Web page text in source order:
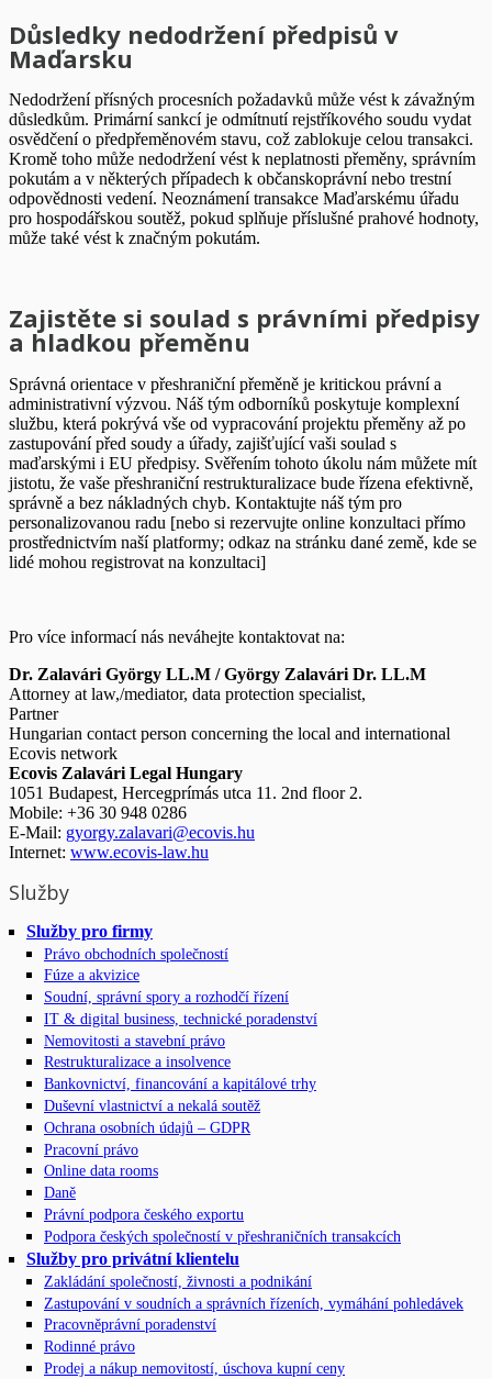
Důsledky nedodržení předpisů v
Maďarsku
Nedodržení přísných procesních požadavků může vést k závažným
důsledkům. Primární sankcí je odmítnutí rejstříkového soudu vydat
osvědčení o předpřeměnovém stavu, což zablokuje celou transakci.
Kromě toho může nedodržení vést k neplatnosti přeměny, správním
pokutám a v některých případech k občanskoprávní nebo trestní
odpovědnosti vedení. Neoznámení transakce Maďarskému úřadu
pro hospodářskou soutěž, pokud splňuje příslušné prahové hodnoty,
může také vést k značným pokutám.
Zajistěte si soulad s právními předpisy
a hladkou přeměnu
Správná orientace v přeshraniční přeměně je kritickou právní a
administrativní výzvou. Náš tým odborníků poskytuje komplexní
službu, která pokrývá vše od vypracování projektu přeměny až po
zastupování před soudy a úřady, zajišťující vaši soulad s
maďarskými i EU předpisy. Svěřením tohoto úkolu nám můžete mít
jistotu, že vaše přeshraniční restrukturalizace bude řízena efektivně,
správně a bez nákladných chyb. Kontaktujte náš tým pro
personalizovanou radu [nebo si rezervujte online konzultaci přímo
prostřednictvím naší platformy; odkaz na stránku dané země, kde se
lidé mohou registrovat na konzultaci]
Pro více informací nás neváhejte kontaktovat na:
Dr. Zalavári György LL.M / György Zalavári Dr. LL.M
Attorney at law,/mediator, data protection specialist,
Partner
Hungarian contact person concerning the local and international
Ecovis network
Ecovis Zalavári Legal Hungary
1051 Budapest, Hercegprímás utca 11. 2nd floor 2.
Mobile: +36 30 948 0286
E-Mail: gyorgy.zalavari@ecovis.hu
Internet: www.ecovis-law.hu
Služby
Služby pro firmy
Právo obchodních společností
Fúze a akvizice
Soudní, správní spory a rozhodčí řízení
IT & digital business, technické poradenství
Nemovitosti a stavební právo
Restrukturalizace a insolvence
Bankovnictví, financování a kapitálové trhy
Duševní vlastnictví a nekalá soutěž
Ochrana osobních údajů – GDPR
Pracovní právo
Online data rooms
Daně
Právní podpora českého exportu
Podpora českých společností v přeshraničních transakcích
Služby pro privátní klientelu
Zakládání společností, živnosti a podnikání
Zastupování v soudních a správních řízeních, vymáhání pohledávek
Pracovněprávní poradenství
Rodinné právo
Prodej a nákup nemovitostí, úschova kupní ceny